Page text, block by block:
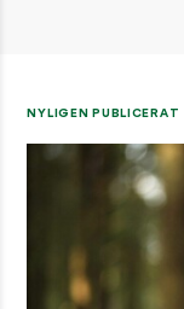
NYLIGEN PUBLICERAT